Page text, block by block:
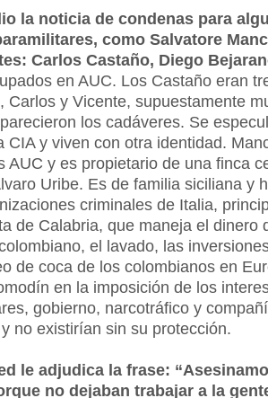
la noticia de condenas para
como Salvatore
Carlos Castaño, Diego
en AUC. Los Castaño eran
Carlos y Vicente, supuestamente
los cadáveres. Se
CIA y viven con otra identidad.
AUC y es propietario de una finca
Uribe. Es de familia siciliana y
criminales de Italia,
de Calabria, que maneja el dinero
el lavado, las
de coca de los colombianos en
en la imposición de los
gobierno, narcotráfico y
no existirían sin su protección.
le adjudica la frase:
no dejaban trabajar a la